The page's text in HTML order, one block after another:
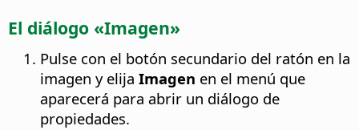
El diálogo «Imagen»
Pulse con el botón secundario del ratón en la
imagen y elija Imagen en el menú que
aparecerá para abrir un diálogo de
propiedades.